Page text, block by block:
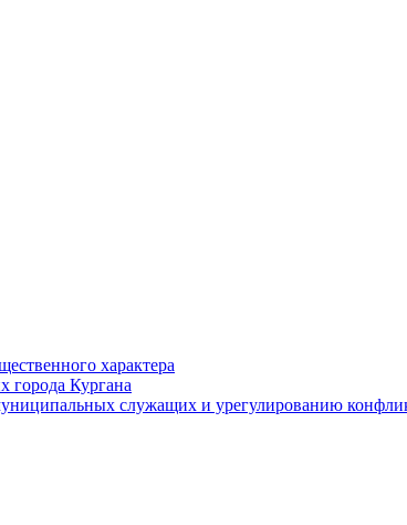
характера
города Кургана
служащих и урегулированию